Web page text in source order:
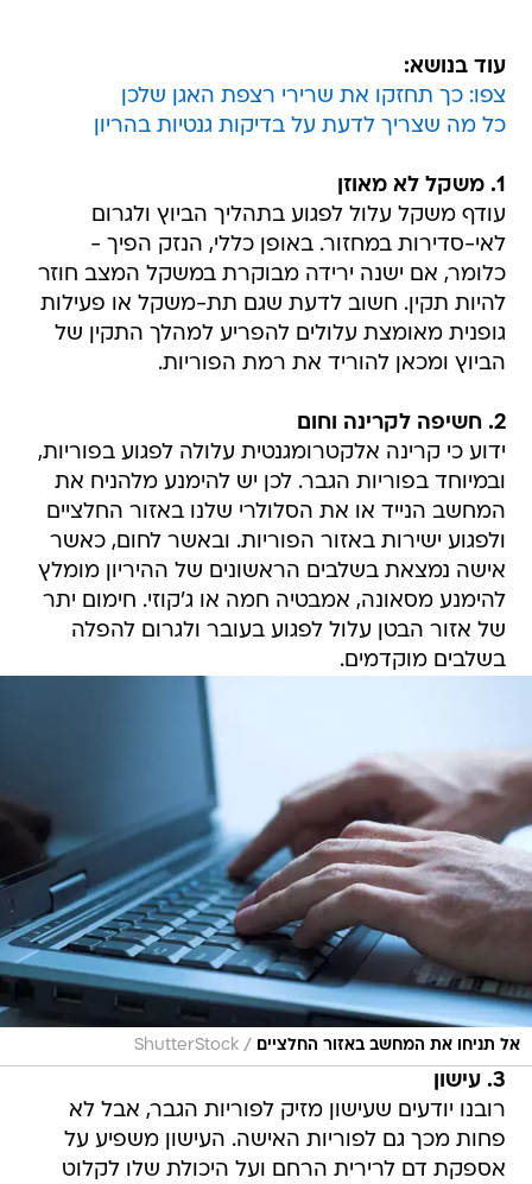
עוד בנושא:
צפו: כך תחזקו את שרירי רצפת האגן שלכן
כל מה שצריך לדעת על בדיקות גנטיות בהריון
1. משקל לא מאוזן
עודף משקל עלול לפגוע בתהליך הביוץ ולגרום
לאי-סדירות במחזור. באופן כללי, הנזק הפיך -
כלומר, אם ישנה ירידה מבוקרת במשקל המצב חוזר
להיות תקין. חשוב לדעת שגם תת-משקל או פעילות
גופנית מאומצת עלולים להפריע למהלך התקין של
הביוץ ומכאן להוריד את רמת הפוריות.
2. חשיפה לקרינה וחום
ידוע כי קרינה אלקטרומגנטית עלולה לפגוע בפוריות,
ובמיוחד בפוריות הגבר. לכן יש להימנע מלהניח את
המחשב הנייד או את הסלולרי שלנו באזור החלציים
ולפגוע ישירות באזור הפוריות. ובאשר לחום, כאשר
אישה נמצאת בשלבים הראשונים של ההיריון מומלץ
להימנע מסאונה, אמבטיה חמה או ג'קוזי. חימום יתר
של אזור הבטן עלול לפגוע בעובר ולגרום להפלה
בשלבים מוקדמים.
אל תניחו את המחשב באזור החלציים /
ShutterStock
3. עישון
רובנו יודעים שעישון מזיק לפוריות הגבר, אבל לא
פחות מכך גם לפוריות האישה. העישון משפיע על
אספקת דם לרירית הרחם ועל היכולת שלו לקלוט